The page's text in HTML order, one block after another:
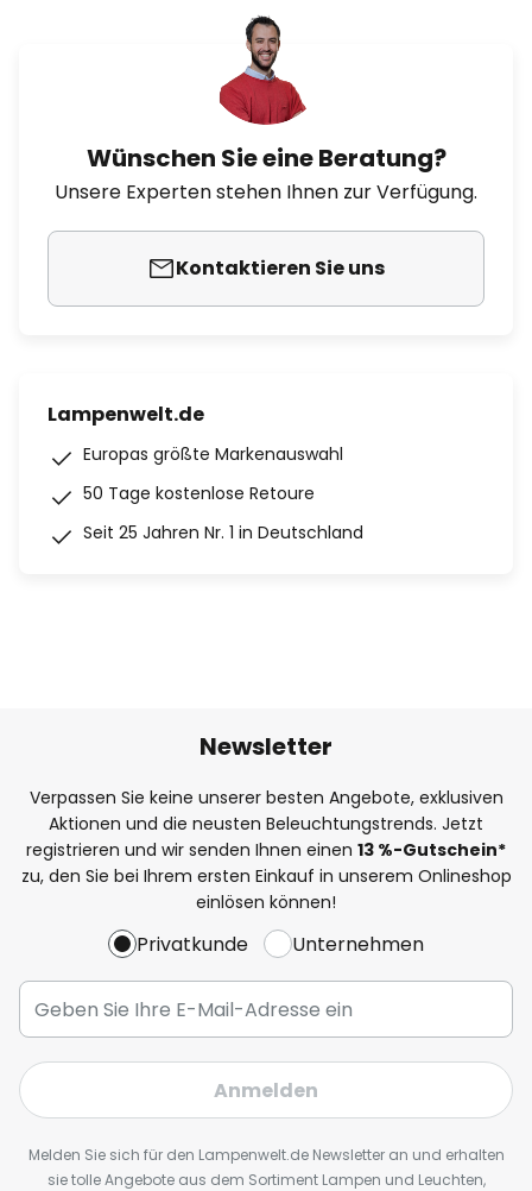
Wünschen Sie eine Beratung?
Unsere Experten stehen Ihnen zur Verfügung.
Kontaktieren Sie uns
Lampenwelt.de
Europas größte Markenauswahl
50 Tage kostenlose Retoure
Seit 25 Jahren Nr. 1 in Deutschland
Newsletter
Verpassen Sie keine unserer besten Angebote, exklusiven
Aktionen und die neusten Beleuchtungstrends. Jetzt
registrieren und wir senden Ihnen einen 13 %-Gutschein*
zu, den Sie bei Ihrem ersten Einkauf in unserem Onlineshop
einlösen können!
Privatkunde Unternehmen
Anmelden
Melden Sie sich für den Lampenwelt.de Newsletter an und erhalten
sie tolle Angebote aus dem Sortiment Lampen und Leuchten,